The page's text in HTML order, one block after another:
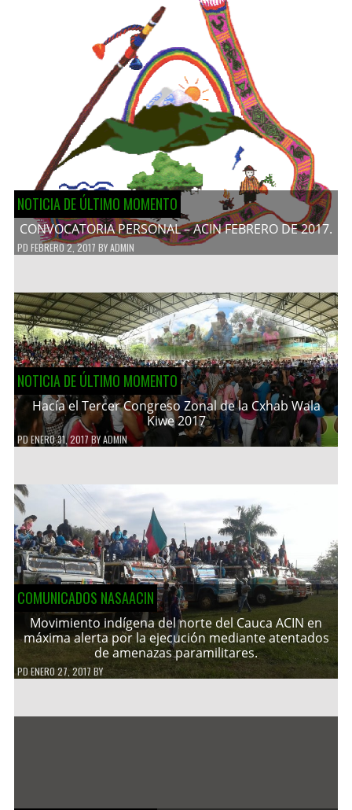
NOTICIA DE ÚLTIMO MOMENTO
CONVOCATORIA PERSONAL – ACIN FEBRERO DE 2017.
PD FEBRERO 2, 2017 BYADMIN
NOTICIA DE ÚLTIMO MOMENTO
Hacía el Tercer Congreso Zonal de la Cxhab Wala
Kiwe 2017
PDENERO 31, 2017 BYADMIN
COMUNICADOS NASAACIN
Movimiento indígena del norte del Cauca ACIN en
máxima alerta por la ejecución mediante atentados
de amenazas paramilitares.
PDENERO 27, 2017 BY